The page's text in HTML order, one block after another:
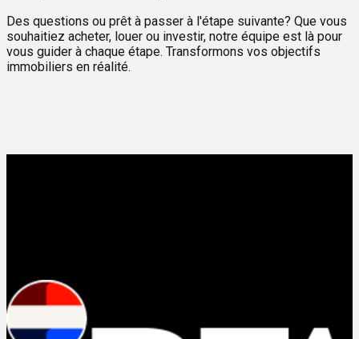
Des questions ou prêt à passer à l'étape suivante? Que vous
souhaitiez acheter, louer ou investir, notre équipe est là pour
vous guider à chaque étape. Transformons vos objectifs
immobiliers en réalité.